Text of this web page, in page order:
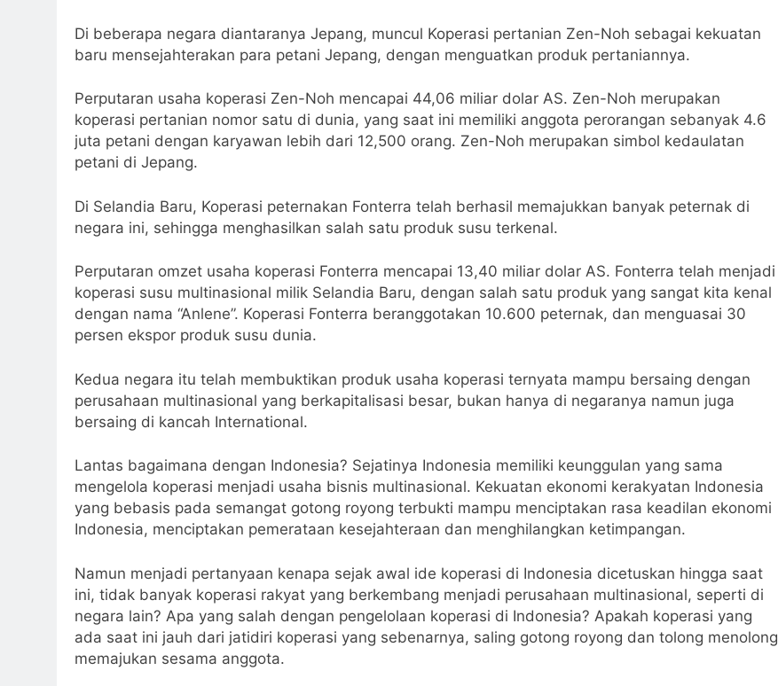
Di beberapa negara diantaranya Jepang, muncul Koperasi pertanian Zen-Noh sebagai kekuatan
baru mensejahterakan para petani Jepang, dengan menguatkan produk pertaniannya.
Perputaran usaha koperasi Zen-Noh mencapai 44,06 miliar dolar AS. Zen-Noh merupakan
koperasi pertanian nomor satu di dunia, yang saat ini memiliki anggota perorangan sebanyak 4.6
juta petani dengan karyawan lebih dari 12,500 orang. Zen-Noh merupakan simbol kedaulatan
petani di Jepang.
Di Selandia Baru, Koperasi peternakan Fonterra telah berhasil memajukkan banyak peternak di
negara ini, sehingga menghasilkan salah satu produk susu terkenal.
Perputaran omzet usaha koperasi Fonterra mencapai 13,40 miliar dolar AS. Fonterra telah menjadi
koperasi susu multinasional milik Selandia Baru, dengan salah satu produk yang sangat kita kenal
dengan nama “Anlene”. Koperasi Fonterra beranggotakan 10.600 peternak, dan menguasai 30
persen ekspor produk susu dunia.
Kedua negara itu telah membuktikan produk usaha koperasi ternyata mampu bersaing dengan
perusahaan multinasional yang berkapitalisasi besar, bukan hanya di negaranya namun juga
bersaing di kancah International.
Lantas bagaimana dengan Indonesia? Sejatinya Indonesia memiliki keunggulan yang sama
mengelola koperasi menjadi usaha bisnis multinasional. Kekuatan ekonomi kerakyatan Indonesia
yang bebasis pada semangat gotong royong terbukti mampu menciptakan rasa keadilan ekonomi
Indonesia, menciptakan pemerataan kesejahteraan dan menghilangkan ketimpangan.
Namun menjadi pertanyaan kenapa sejak awal ide koperasi di Indonesia dicetuskan hingga saat
ini, tidak banyak koperasi rakyat yang berkembang menjadi perusahaan multinasional, seperti di
negara lain? Apa yang salah dengan pengelolaan koperasi di Indonesia? Apakah koperasi yang
ada saat ini jauh dari jatidiri koperasi yang sebenarnya, saling gotong royong dan tolong menolong
memajukan sesama anggota.